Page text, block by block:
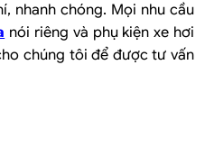
nhanh chóng. Mọi nhu cầu
nói riêng và phụ kiện xe hơi
chúng tôi để được tư vấn